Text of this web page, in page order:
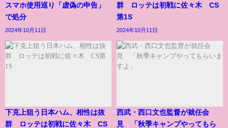
スマホ使用巡り「虚偽の申告」
で処分
2024年10月11日
群 ロッテは初戦に佐々木 CS
第1S
2024年10月11日
下克上狙う日本ハム、相性は抜
群 ロッテは初戦に佐々木 CS
西武・西口文也監督が就任会
見 「秋季キャンプやってもら